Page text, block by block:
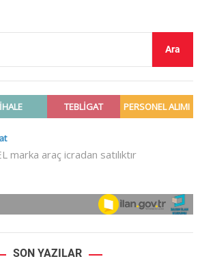
Ara
SON YAZILAR